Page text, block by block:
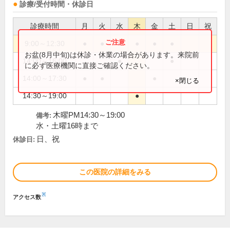
診療/受付時間・休診日
診療時間 月 火 水 木 金 土 日 祝
●
14:00～16:00 ● ●
14:30～19:00 ●
お盆(8月中旬)は休診・休業の場合があります。来院前
に必ず医療機関に直接ご確認ください。
×閉じる
備考: 木曜PM14:30～19:00
水・土曜16時まで
休診日: 日、祝
この医院の詳細をみる
アクセス数※